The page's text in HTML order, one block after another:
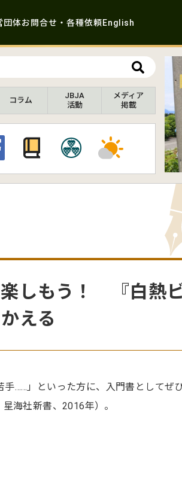
団体お問合せ・各種依頼English
コラム
JBJA
活動
メディア
掲載
楽しもう！ 『白熱
える
手……」といった方に、入門書としてぜ
星海社新書、2016年）。